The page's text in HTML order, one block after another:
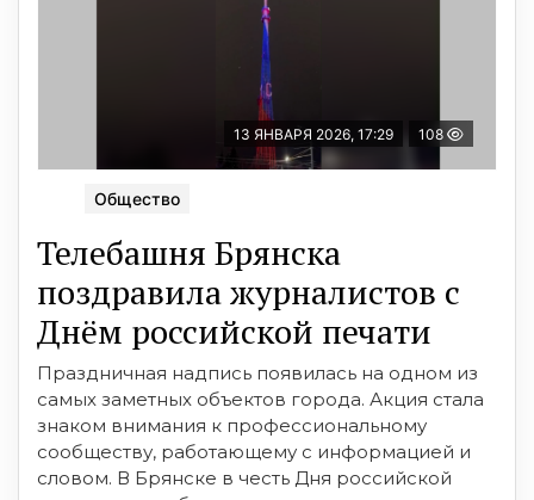
13 ЯНВАРЯ 2026, 17:29 108
Общество
Телебашня Брянска
поздравила журналистов с
Днём российской печати
Праздничная надпись появилась на одном из
самых заметных объектов города. Акция стала
знаком внимания к профессиональному
сообществу, работающему с информацией и
словом. В Брянске в честь Дня российской